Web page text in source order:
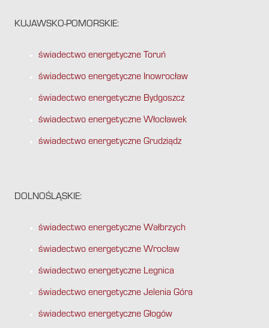
KUJAWSKO-POMORSKIE:
świadectwo energetyczne Toruń
świadectwo energetyczne Inowrocław
świadectwo energetyczne Bydgoszcz
świadectwo energetyczne Włocławek
świadectwo energetyczne Grudziądz
DOLNOŚLĄSKIE:
świadectwo energetyczne Wałbrzych
świadectwo energetyczne Wrocław
świadectwo energetyczne Legnica
świadectwo energetyczne Jelenia Góra
świadectwo energetyczne Głogów